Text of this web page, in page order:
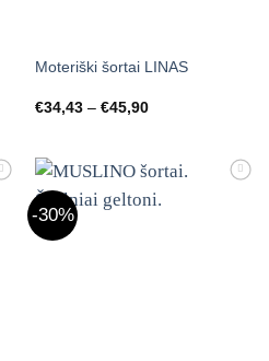
Moteriški šortai LINAS
€34,43 – €45,90Price
€45,90
-30%
Mėgstamiausias